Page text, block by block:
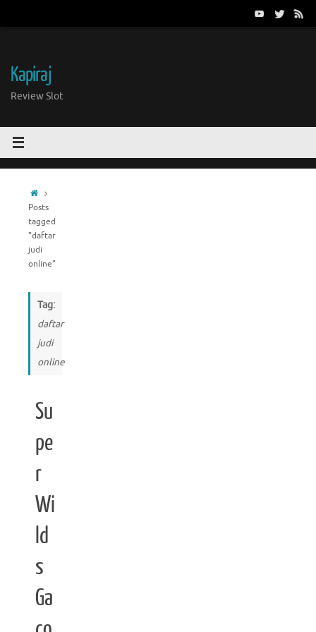
Kapiraj
Review Slot
Home
Posts
tagged
"daftar
judi
online"
Tag:
daftar
judi
online
Su
pe
r
Wi
ld
s
Ga